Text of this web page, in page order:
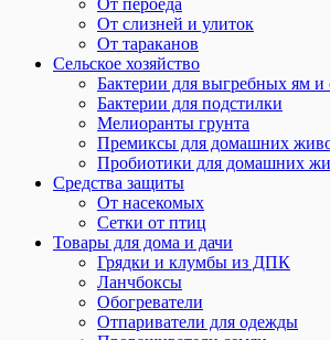
От слизней и улиток
От тараканов
Сельское хозяйство
Бактерии для выгребных ям и
Бактерии для подстилки
Мелиоранты грунта
Премиксы для домашних
Пробиотики для домашних
Средства защиты
От насекомых
Сетки от птиц
Товары для дома и дачи
Грядки и клумбы из ДПК
Ланчбоксы
Обогреватели
Отпариватели для одежды